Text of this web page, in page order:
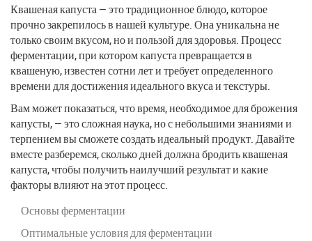
Квашеная капуста — это традиционное блюдо, которое
прочно закрепилось в нашей культуре. Она уникальна не
только своим вкусом, но и пользой для здоровья. Процесс
ферментации, при котором капуста превращается в
квашеную, известен сотни лет и требует определенного
времени для достижения идеального вкуса и текстуры.
Вам может показаться, что время, необходимое для брожения
капусты, — это сложная наука, но с небольшими знаниями и
терпением вы сможете создать идеальный продукт. Давайте
вместе разберемся, сколько дней должна бродить квашеная
капуста, чтобы получить наилучший результат и какие
факторы влияют на этот процесс.
Основы ферментации
Оптимальные условия для ферментации